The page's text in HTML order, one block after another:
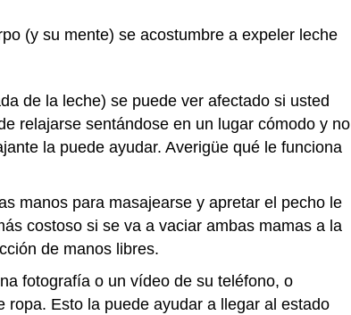
(y su mente) se acostumbre a expeler leche
de la leche) se puede ver afectado si usted
relajarse sentándose en un lugar cómodo y no
la puede ayudar. Averigüe qué le funciona
manos para masajearse y apretar el pecho le
costoso si se va a vaciar ambas mamas a la
de manos libres.
fotografía o un vídeo de su teléfono, o
Esto la puede ayudar a llegar al estado